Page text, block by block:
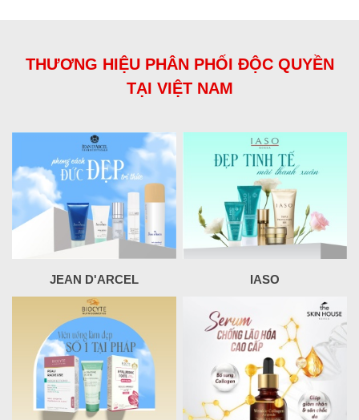
THƯƠNG HIỆU PHÂN PHỐI ĐỘC QUYỀN
TẠI VIỆT NAM
JEAN D'ARCEL IASO